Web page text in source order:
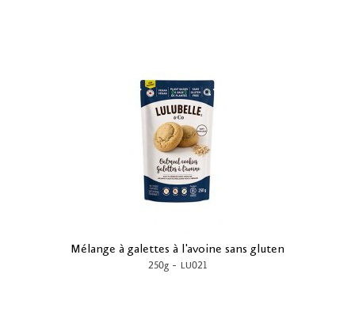
Mélange à galettes à l'avoine sans gluten
250g - LU021